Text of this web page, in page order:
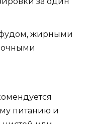
жирными
питанию и